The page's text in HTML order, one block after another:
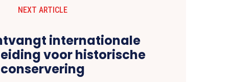
NEXT ARTICLE
internationale
voor historische
conservering